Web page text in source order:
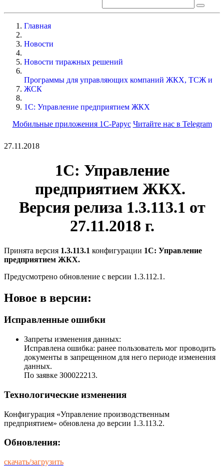
Главная
Новости
Новости тиражных решений
Программы для управляющих компаний ЖКХ, ТСЖ и
ЖСК
1С: Управление предприятием ЖКХ
Мобильные приложения 1С-Рарус Читайте нас в Telegram
27.11.2018
1С: Управление
предприятием ЖКХ.
Версия релиза 1.3.113.1 от
27.11.2018 г.
Принята версия 1.3.113.1 конфигурации 1С: Управление
предприятием ЖКХ.
Предусмотрено обновление с версии 1.3.112.1.
Новое в версии:
Исправленные ошибки
Запреты изменения данных:
Исправлена ошибка: ранее пользователь мог проводить
документы в запрещенном для него периоде изменения
данных.
По заявке З00022213.
Технологические изменения
Конфигурация «Управление производственным
предприятием» обновлена до версии 1.3.113.2.
Обновления:
скачать/загрузить